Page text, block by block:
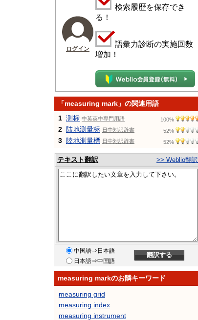
ログイン
検索履歴を保存でき
る！
語彙力診断の実施回数
増加！
「measuring mark」の関連用語
1 测标 中英英中専門用語 100%
2 陆地测量标 日中対訳辞書 52%
3 陸地測量標 日中対訳辞書 52%
テキスト翻訳 >> Weblio翻訳
中国語⇒日本語
日本語⇒中国語
measuring markのお隣キーワード
measuring grid
measuring index
measuring instrument